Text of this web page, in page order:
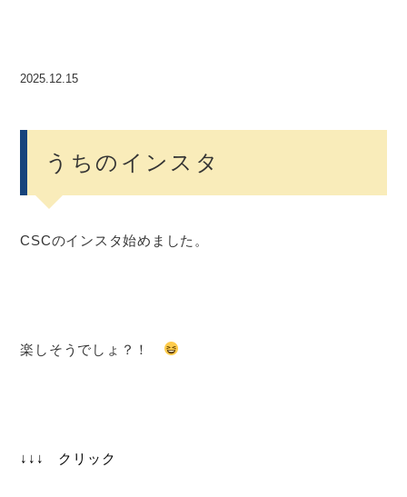
2025.12.15
うちのインスタ
CSCのインスタ始めました。
楽しそうでしょ？！
↓↓↓ クリック